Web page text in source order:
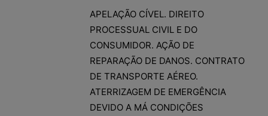
APELAÇÃO CÍVEL. DIREITO
PROCESSUAL CIVIL E DO
CONSUMIDOR. AÇÃO DE
REPARAÇÃO DE DANOS. CONTRATO
DE TRANSPORTE AÉREO.
ATERRIZAGEM DE EMERGÊNCIA
DEVIDO A MÁ CONDIÇÕES